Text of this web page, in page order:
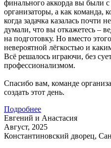
финального аккорда вы были
организаторы, а как команда,
когда задачка казалась
думали, что вы откажетесь –
на подготовку. Но вместо
невероятной лёгкостью и
Всё решалось играючи, без
профессионализмом.
Спасибо вам, команде
создать этот день.
Подробнее
Евгений и Анастасия
Август, 2025
Константиновский дворец,